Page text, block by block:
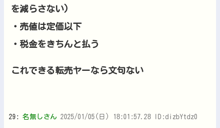
を減らさない)
・売値は定価以下
・税金をきちんと払う
これできる転売ヤーなら文句ない
29: 名無しさん 2025/01/05(日) 18:01:57.28 ID:dizbYtdz0